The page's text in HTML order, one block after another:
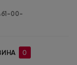
00-
0